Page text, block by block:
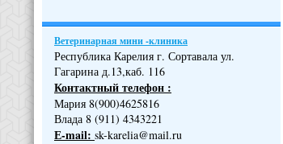
Ветеринарная мини -клиника
Республика Карелия г. Сортавала ул.
Гагарина д.13,каб. 116
Контактный телефон :
Мария 8(900)4625816
Влада 8 (911) 4343221
Е-mail: sk-karelia@mail.ru